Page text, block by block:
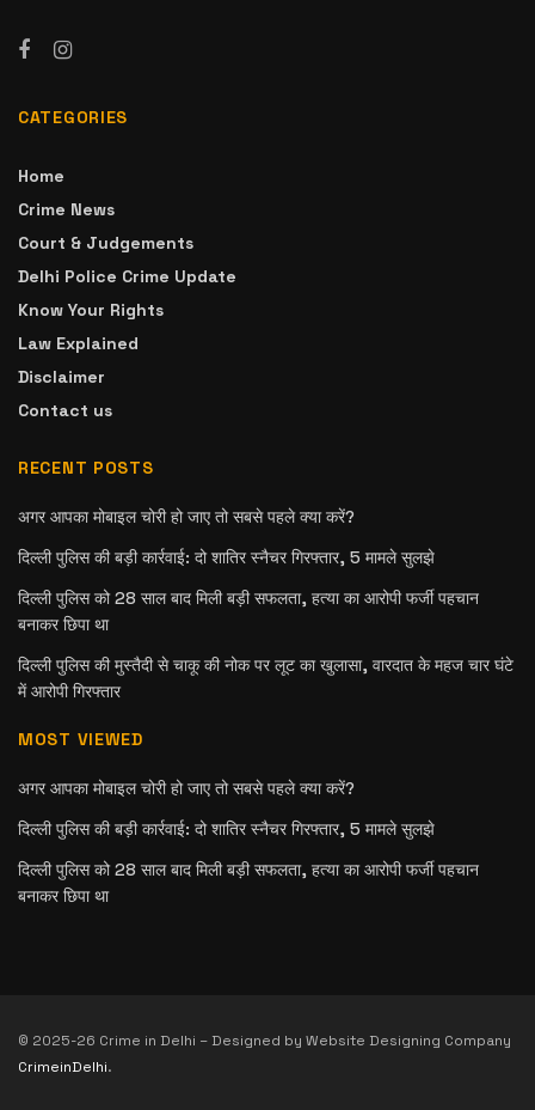
CATEGORIES
Home
Crime News
Court & Judgements
Delhi Police Crime Update
Know Your Rights
Law Explained
Disclaimer
Contact us
RECENT POSTS
अगर आपका मोबाइल चोरी हो जाए तो सबसे पहले क्या करें?
दिल्ली पुलिस की बड़ी कार्रवाई: दो शातिर स्नैचर गिरफ्तार, 5 मामले सुलझे
दिल्ली पुलिस को 28 साल बाद मिली बड़ी सफलता, हत्या का आरोपी फर्जी पहचान
बनाकर छिपा था
दिल्ली पुलिस की मुस्तैदी से चाकू की नोक पर लूट का खुलासा, वारदात के महज चार घंटे
में आरोपी गिरफ्तार
MOST VIEWED
अगर आपका मोबाइल चोरी हो जाए तो सबसे पहले क्या करें?
दिल्ली पुलिस की बड़ी कार्रवाई: दो शातिर स्नैचर गिरफ्तार, 5 मामले सुलझे
दिल्ली पुलिस को 28 साल बाद मिली बड़ी सफलता, हत्या का आरोपी फर्जी पहचान
बनाकर छिपा था
© 2025-26 Crime in Delhi – Designed by Website Designing Company
CrimeinDelhi.